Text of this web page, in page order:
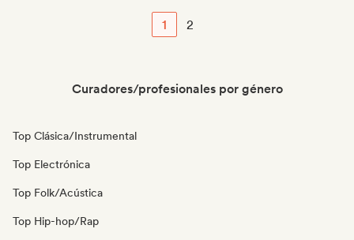
1 2
Curadores/profesionales por género
Top Clásica/Instrumental
Top Electrónica
Top Folk/Acústica
Top Hip-hop/Rap